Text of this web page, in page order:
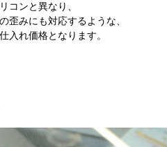
コンと異なり、
歪みにも対応するような、
れ価格となります。
つ